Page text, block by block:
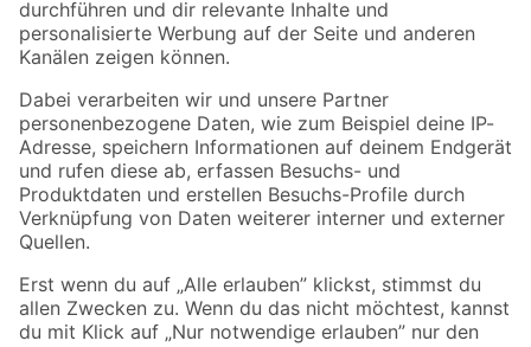
Folge uns
Zahlungsarten Versandarten
Sicher einkaufen
Jetzt die toom-App herunterladen